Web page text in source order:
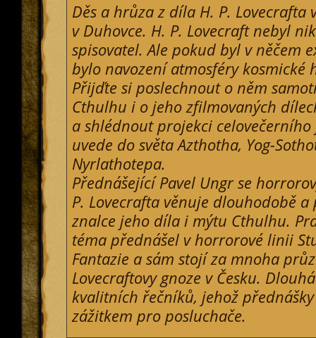
Děs a hrůza z díla H. P. Lovecrafta
v Duhovce. H. P. Lovecraft nebyl
spisovatel. Ale pokud byl v něčem
bylo navození atmosféry kosmické
Přijďte si poslechnout o něm
Cthulhu i o jeho zfilmovaných
a shlédnout projekci
uvede do světa Azthotha, Yog-
Nyrlathotepa.
Přednášející Pavel Ungr se
P. Lovecrafta věnuje dlouhodobě
znalce jeho díla i mýtu Cthulhu.
téma přednášel v horrorové linii
Fantazie a sám stojí za mnoha
Lovecraftovy gnoze v Česku.
kvalitních řečníků, jehož
zážitkem pro posluchače.